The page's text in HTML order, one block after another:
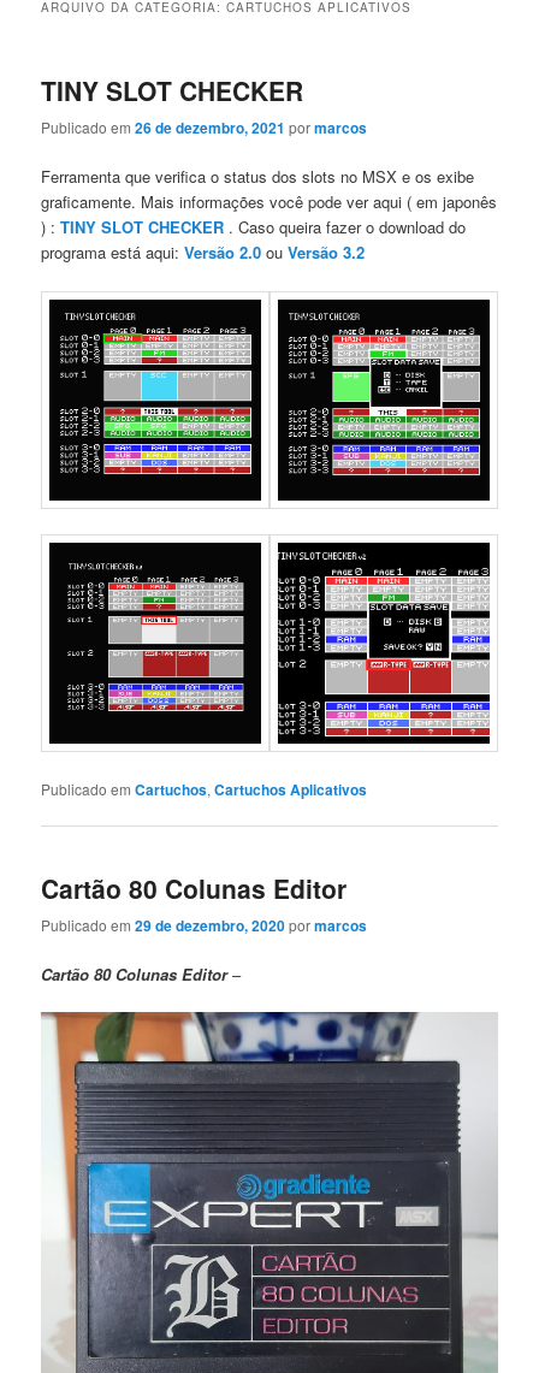
ARQUIVO DA CATEGORIA:CARTUCHOS APLICATIVOS
TINY SLOT CHECKER
Publicado em26 de dezembro, 2021 pormarcos
Ferramenta que verifica o status dos slots no MSX e os exibe
graficamente. Mais informações você pode ver aqui ( em japonês
) :TINY SLOT CHECKER . Caso queira fazer o download do
programa está aqui:Versão 2.0 ouVersão 3.2
Publicado em Cartuchos,Cartuchos Aplicativos
Cartão 80 Colunas Editor
Publicado em29 de dezembro, 2020pormarcos
Cartão 80 Colunas Editor–